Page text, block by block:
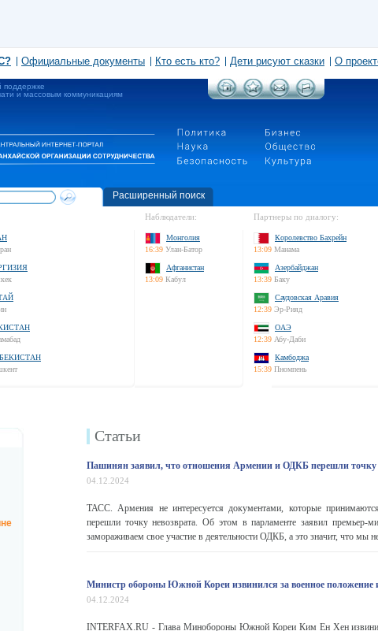
Официальные документы Кто есть кто? Дети рисуют сказки О
поддержке
и массовым коммуникациям
Расширенный поиск
Наблюдатели:
Монголия
16:39 Улан-Батор
Афганистан
13:09 Кабул
Партнеры по диалогу:
Королевство Бахрейн
13:09 Манама
Азербайджан
13:39 Баку
Саудовская Аравия
12:39 Эр-Рияд
ОАЭ
12:39 Абу-Даби
Камбоджа
15:39 Пномпень
Статьи
Пашинян заявил, что отношения Армении и ОДКБ перешли точку
04.12.2024
ТАСС. Армения не интересуется документами, которые
перешли точку невозврата. Об этом в парламенте заявил
замораживаем свое участие в деятельности ОДКБ, а это значит, что мы
Министр обороны Южной Кореи извинился за военное положение
04.12.2024
INTERFAX.RU - Глава Минобороны Южной Кореи Ким Ен Хен